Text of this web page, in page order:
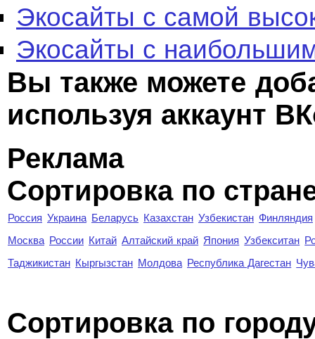
Экосайты с самой
Экосайты с
Вы также можете
используя аккаунт
Реклама
Сортировка по
Россия Украина Беларусь Казахстан Узбекистан Финляндия
Москва России Китай Алтайский край Япония Узбекситан
Таджикистан Кыргызстан Молдова Республика Дагестан
Cортировка по